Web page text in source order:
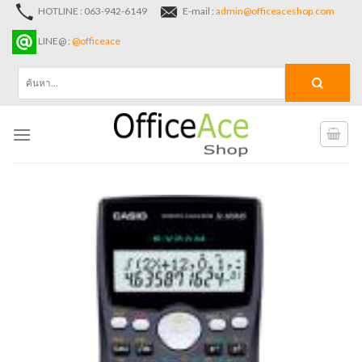
Skip
content
HOTLINE : 063-942-6149 E-mail : admin@officeaceshop.com
LINE@ : @officeace